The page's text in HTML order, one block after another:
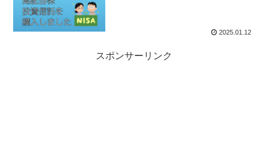
2025.01.12
スポンサーリンク